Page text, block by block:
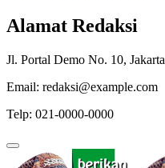
Alamat Redaksi
Jl. Portal Demo No. 10, Jakarta
Email: redaksi@example.com
Telp: 021-0000-0000